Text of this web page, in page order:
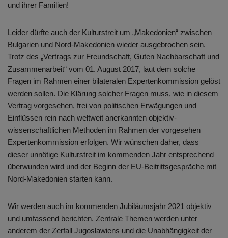
und ihrer Familien!
Leider dürfte auch der Kulturstreit um „Makedonien“ zwischen
Bulgarien und Nord-Makedonien wieder ausgebrochen sein.
Trotz des „Vertrags zur Freundschaft, Guten Nachbarschaft und
Zusammenarbeit“ vom 01. August 2017, laut dem solche
Fragen im Rahmen einer bilateralen Expertenkommission gelöst
werden sollen. Die Klärung solcher Fragen muss, wie in diesem
Vertrag vorgesehen, frei von politischen Erwägungen und
Einflüssen rein nach weltweit anerkannten objektiv-
wissenschaftlichen Methoden im Rahmen der vorgesehen
Expertenkommission erfolgen. Wir wünschen daher, dass
dieser unnötige Kulturstreit im kommenden Jahr entsprechend
überwunden wird und der Beginn der EU-Beitrittsgespräche mit
Nord-Makedonien starten kann.
Wir werden auch im kommenden Jubiläumsjahr 2021 objektiv
und umfassend berichten. Zentrale Themen werden unter
anderem der Zerfall Jugoslawiens und die Unabhängigkeit der